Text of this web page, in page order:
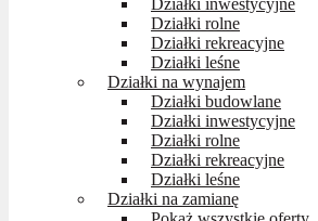
Działki rolne
Działki rekreacyjne
Działki leśne
Działki na wynajem
Działki budowlane
Działki inwestycyjne
Działki rolne
Działki rekreacyjne
Działki leśne
Działki na zamianę